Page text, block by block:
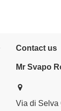
Contact us
Mr Svapo
Via di Selva